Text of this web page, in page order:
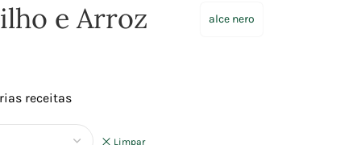
e Arroz alce nero
receitas
Limpar